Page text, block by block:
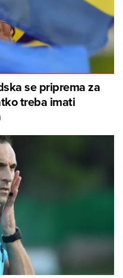
se priprema za
treba imati